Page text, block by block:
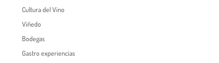
Cultura del Vino
Viñedo
Bodegas
Gastro experiencias